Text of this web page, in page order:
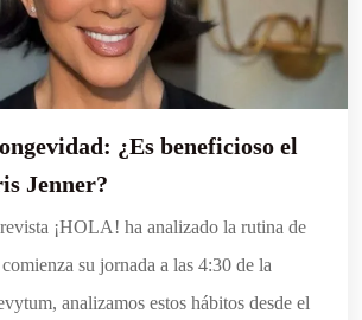
¿Es beneficioso el
Jenner?
¡HOLA! ha analizado la rutina de
su jornada a las 4:30 de la
analizamos estos hábitos desde el